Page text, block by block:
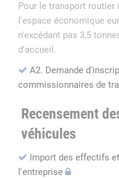
Pour le transport routier
l'espace économique
n'excédant pas 3,5
d'accueil.
A2. Demande
commissionnaires de
Recensement
véhicules
Import des effectifs
l'entreprise